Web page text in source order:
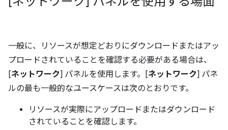
一般に、リソースが想定どおりにダウンロードまたはアッ
プロードされていることを確認する必要がある場合は、
[ネットワーク] パネルを使用します。[ネットワーク] パネ
ルの最も一般的なユースケースは次のとおりです。
リソースが実際にアップロードまたはダウンロード
されていることを確認します。